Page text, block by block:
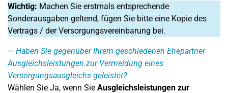
Wichtig: Machen Sie erstmals entsprechende
Sonderausgaben geltend, fügen Sie bitte eine Kopie des
Vertrags / der Versorgungsvereinbarung bei.
Haben Sie gegenüber Ihrem geschiedenen Ehepartner
Ausgleichsleistungen zur Vermeidung eines
Versorgungsausgleichs geleistet?
Wählen Sie Ja, wenn Sie Ausgleichsleistungen zur